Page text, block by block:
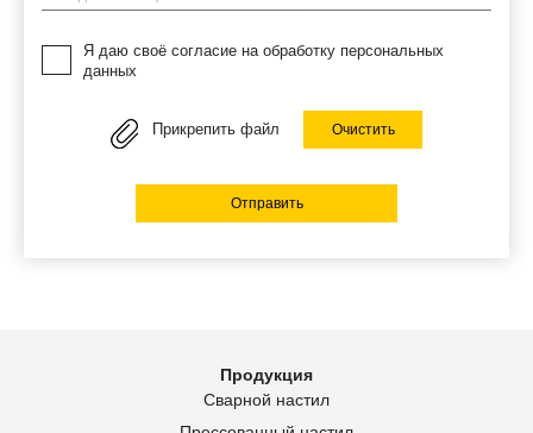
Я даю своё согласие на обработку персональных
данных
Прикрепить файл Очистить
Отправить
Продукция
Сварной настил